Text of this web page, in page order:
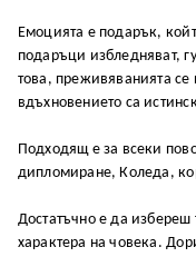
Емоцията е подарък,
подаръци избледняват,
това, преживяванията се
вдъхновението са
Подходящ е за всеки
дипломиране, Коледа,
Достатъчно е да избереш
характера на човека.